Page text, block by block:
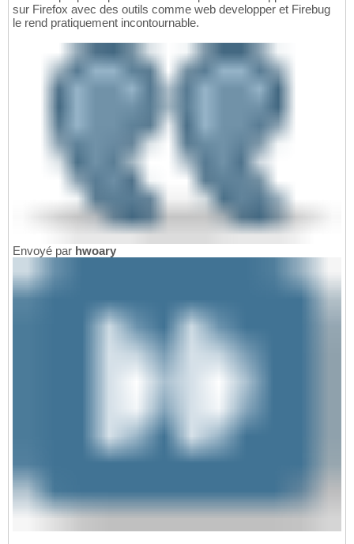
sur Firefox avec des outils comme web developper et Firebug
le rend pratiquement incontournable.
Envoyé par hwoary